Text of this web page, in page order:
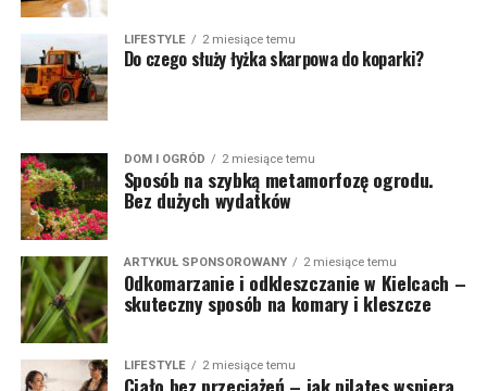
LIFESTYLE 2 miesiące temu
Do czego służy łyżka skarpowa do koparki?
DOM I OGRÓD 2 miesiące temu
Sposób na szybką metamorfozę ogrodu.
Bez dużych wydatków
ARTYKUŁ SPONSOROWANY 2 miesiące temu
Odkomarzanie i odkleszczanie w Kielcach –
skuteczny sposób na komary i kleszcze
LIFESTYLE 2 miesiące temu